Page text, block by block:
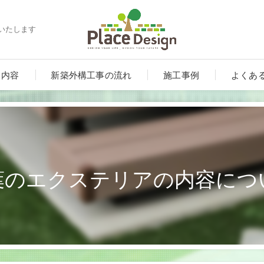
たします
容
ト
ルーム・テラス・サンルーム
新築外構工事の流れ 施工事例 よくあ
のエクステリアの内容につ